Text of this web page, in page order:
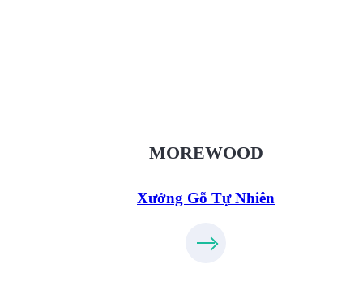
MOREWOOD
Xưởng Gỗ Tự Nhiên